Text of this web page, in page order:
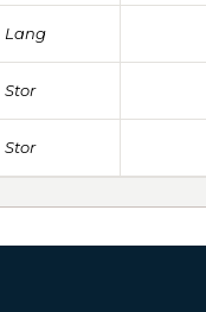
Lang
Stor
Stor